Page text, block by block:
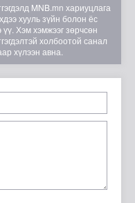
MNB.mn хариуцлага
хууль зүйн болон ёс
үү. Хэм хэмжээг зөрчсөн
холбоотой санал
хүлээн авна.